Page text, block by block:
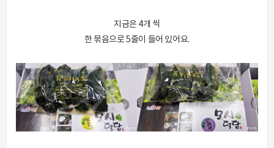
지금은 4개 씩
한 묶음으로 5줄이 들어 있어요.